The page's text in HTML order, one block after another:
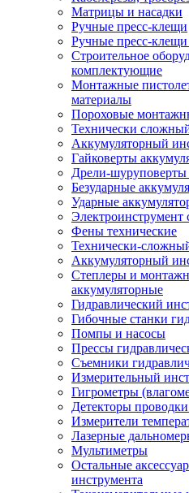
Матрицы и насадки
Ручные пресс-клещи
Ручные пресс-
Строительное
комплектующие
Монтажные
материалы
Пороховые
Технически
Аккумуляторный
Гайковерты
Дрели-шуруповерты
Безударные
Ударные
Электроинструмент
Фены технические
Технически-
Аккумуляторный
Степлеры и
аккумуляторные
Гидравлический
Гибочные станки
Помпы и насосы
Прессы
Съемники
Измерительный
Гигрометры
Детекторы
Измерители
Лазерные
Мультиметры
Остальные
инструмента